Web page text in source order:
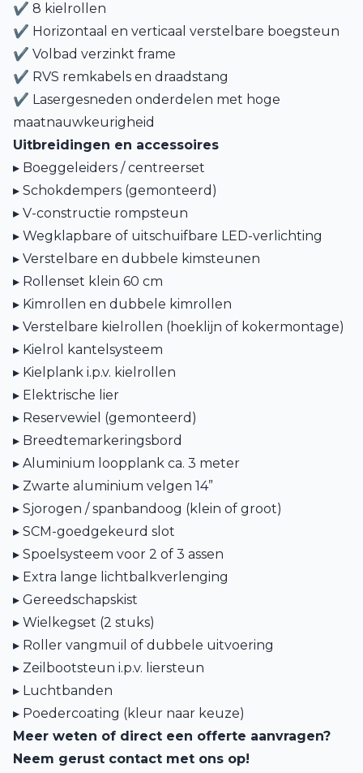
✔ 8 kielrollen
✔ Horizontaal en verticaal verstelbare boegsteun
✔ Volbad verzinkt frame
✔ RVS remkabels en draadstang
✔ Lasergesneden onderdelen met hoge
maatnauwkeurigheid
Uitbreidingen en accessoires
▸ Boeggeleiders / centreerset
▸ Schokdempers (gemonteerd)
▸ V-constructie rompsteun
▸ Wegklapbare of uitschuifbare LED-verlichting
▸ Verstelbare en dubbele kimsteunen
▸ Rollenset klein 60 cm
▸ Kimrollen en dubbele kimrollen
▸ Verstelbare kielrollen (hoeklijn of kokermontage)
▸ Kielrol kantelsysteem
▸ Kielplank i.p.v. kielrollen
▸ Elektrische lier
▸ Reservewiel (gemonteerd)
▸ Breedtemarkeringsbord
▸ Aluminium loopplank ca. 3 meter
▸ Zwarte aluminium velgen 14”
▸ Sjorogen / spanbandoog (klein of groot)
▸ SCM-goedgekeurd slot
▸ Spoelsysteem voor 2 of 3 assen
▸ Extra lange lichtbalkverlenging
▸ Gereedschapskist
▸ Wielkegset (2 stuks)
▸ Roller vangmuil of dubbele uitvoering
▸ Zeilbootsteun i.p.v. liersteun
▸ Luchtbanden
▸ Poedercoating (kleur naar keuze)
Meer weten of direct een offerte aanvragen?
Neem gerust contact met ons op!